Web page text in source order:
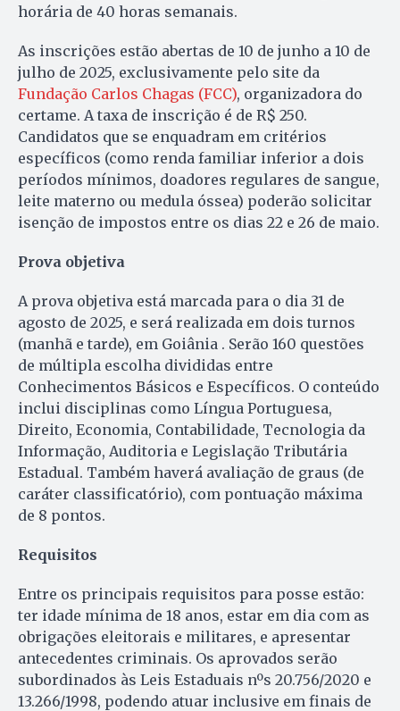
horária de 40 horas semanais.
As inscrições estão abertas de 10 de junho a 10 de
julho de 2025, exclusivamente pelo site da
Fundação Carlos Chagas (FCC), organizadora do
certame. A taxa de inscrição é de R$ 250.
Candidatos que se enquadram em critérios
específicos (como renda familiar inferior a dois
períodos mínimos, doadores regulares de sangue,
leite materno ou medula óssea) poderão solicitar
isenção de impostos entre os dias 22 e 26 de maio.
Prova objetiva
A prova objetiva está marcada para o dia 31 de
agosto de 2025, e será realizada em dois turnos
(manhã e tarde), em Goiânia . Serão 160 questões
de múltipla escolha divididas entre
Conhecimentos Básicos e Específicos. O conteúdo
inclui disciplinas como Língua Portuguesa,
Direito, Economia, Contabilidade, Tecnologia da
Informação, Auditoria e Legislação Tributária
Estadual. Também haverá avaliação de graus (de
caráter classificatório), com pontuação máxima
de 8 pontos.
Requisitos
Entre os principais requisitos para posse estão:
ter idade mínima de 18 anos, estar em dia com as
obrigações eleitorais e militares, e apresentar
antecedentes criminais. Os aprovados serão
subordinados às Leis Estaduais nºs 20.756/2020 e
13.266/1998, podendo atuar inclusive em finais de